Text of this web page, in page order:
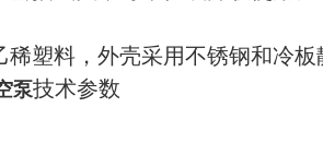
塑料，外壳采用不锈钢和冷板
泵技术参数